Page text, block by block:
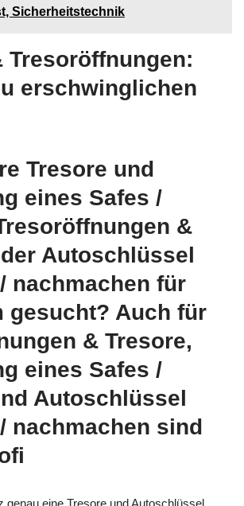
Sicherheitstechnik
Tresoröffnungen:
erschwinglichen
Tresore und
eines Safes /
&
Autoschlüssel
nachmachen für
gesucht? Auch für
& Tresore,
eines Safes /
Autoschlüssel
nachmachen sind